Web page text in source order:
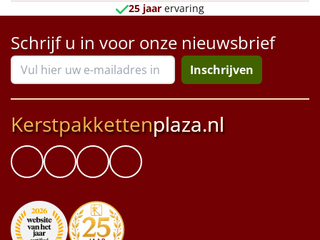
25 jaar ervaring
Schrijf u in voor onze nieuwsbrief
Inschrijven
Kerstpakkettenplaza.nl